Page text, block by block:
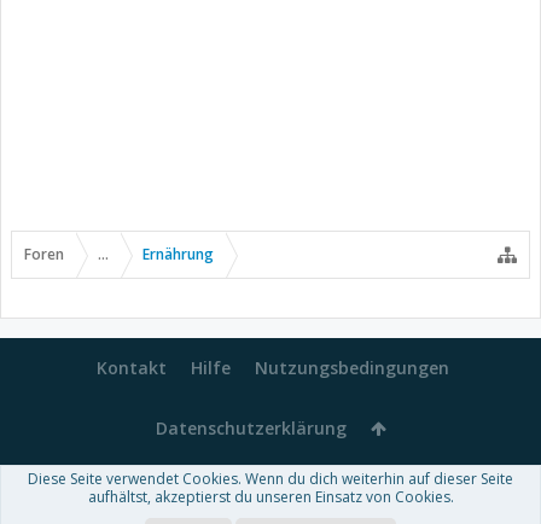
Foren ... Ernährung
Kontakt Hilfe Nutzungsbedingungen
Datenschutzerklärung
Forum software by XenForo™-Deutsch von xenDach
Diese Seite verwendet Cookies. Wenn du dich weiterhin auf dieser Seite
aufhältst, akzeptierst du unseren Einsatz von Cookies.